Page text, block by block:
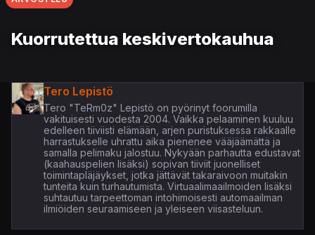
Kuorrutettua keskivertokauhua
Tero Lepistö
Tero "TeRm0z" Lepistö on pyörinyt foorumilla
vakituisesti vuodesta 2004. Vaikka pelaaminen kuuluu
edelleen tiiviisti elämään, arjen puristuksessa rakkaalle
harrastukselle uhrattu aika pienenee vääjäämättä ja
samalla pelimaku jalostuu. Nykyään parhautta edustavat
(kaahauspelien lisäksi) sopivan tiiviit juonelliset
toimintapläjäykset, jotka jättävät takaraivoon muitakin
tunteita kuin turhautumista. Virtuaalimaailmoiden lisäksi
suhtautuu tarpeettoman intohimoisesti automaailman
ilmiöiden seuraamiseen ja yleiseen viisasteluun.